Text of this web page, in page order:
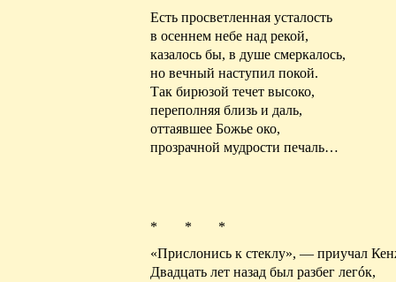
Есть просветленная усталость
в осеннем небе над рекой,
казалось бы, в душе смеркалось,
но вечный наступил покой.
Так бирюзой течет высоко,
переполняя близь и даль,
оттаявшее Божье око,
прозрачной мудрости печаль…
* * *
«Прислонись к стеклу», — приучал
Двадцать лет назад был разбег легóк,